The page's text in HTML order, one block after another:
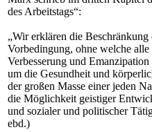
des Arbeitstags“:
„Wir erklären die Beschränkung
Vorbedingung, ohne welche alle
Verbesserung und
um die Gesundheit und
der großen Masse einer jeden
die Möglichkeit geistiger
und sozialer und politischer
ebd.)